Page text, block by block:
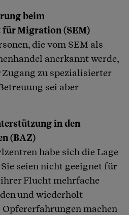
beim
Migration (SEM)
die vom SEM als
anerkannt werde,
Zugang zu spezialisierter
sei aber
in den
(BAZ)
habe sich die Lage
seien nicht geeignet für
Flucht mehrfache
und wiederholt
machen